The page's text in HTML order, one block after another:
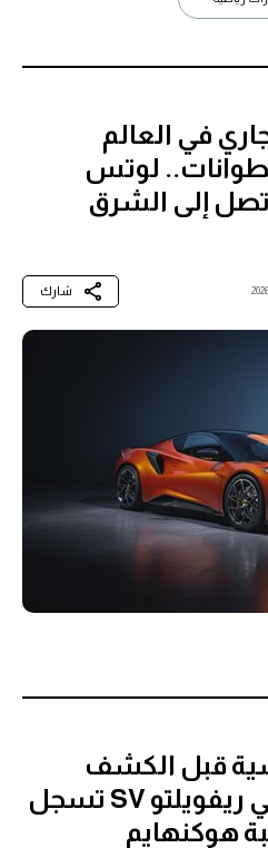
في العالم
لوتس
تصل إلى الشرق
شارك
قبل الكشف
الرسمي: لامبورغيني ريفويلتو SV تسجل
هوكنهايم